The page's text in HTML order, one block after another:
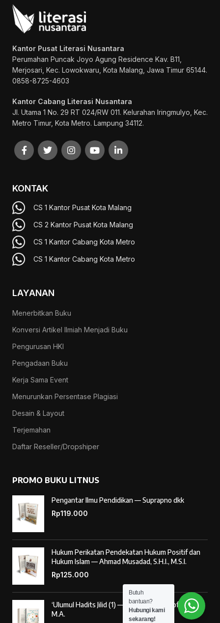
Kantor Pusat Literasi Nusantara
Perumahan Puncak Joyo Agung Residence Kav. B11,
Merjosari, Kec. Lowokwaru, Kota Malang, Jawa Timur 65144.
0858-8725-4603
Kantor Cabang Literasi Nusantara
Jl. Utama 1 No. 29 RT 024/RW 011. Kelurahan Iringmulyo, Kec.
Metro Timur, Kota Metro. Lampung 34112.
KONTAK
CS 1 Kantor Pusat Kota Malang
CS 2 Kantor Pusat Kota Malang
CS 1 Kantor Cabang Kota Metro
CS 1 Kantor Cabang Kota Metro
LAYANAN
Menerbitkan Buku
Konversi Artikel Ilmiah Menjadi Buku
Pengurusan HKI
Pengadaan Buku
Kerja Sama Event
Menurunkan Persentase Plagiasi
Desain & Layout
Terjemahan
Daftar Reseller/Dropshiper
PROMO BUKU LITNUS
Pengantar Ilmu Pendidikan — Suprapno dkk
Rp119.000
Hukum Perikatan Pendekatan Hukum Positif dan
Hukum Islam — Ahmad Musadad, S.H.I., M.S.I.
Rp125.000
‘Ulumul Hadits Jilid (1) — Dr. Nur Baety Sofyan, Lc.,
M.A.
Butuh
bantuan?
Hubungi kami
sekarang!